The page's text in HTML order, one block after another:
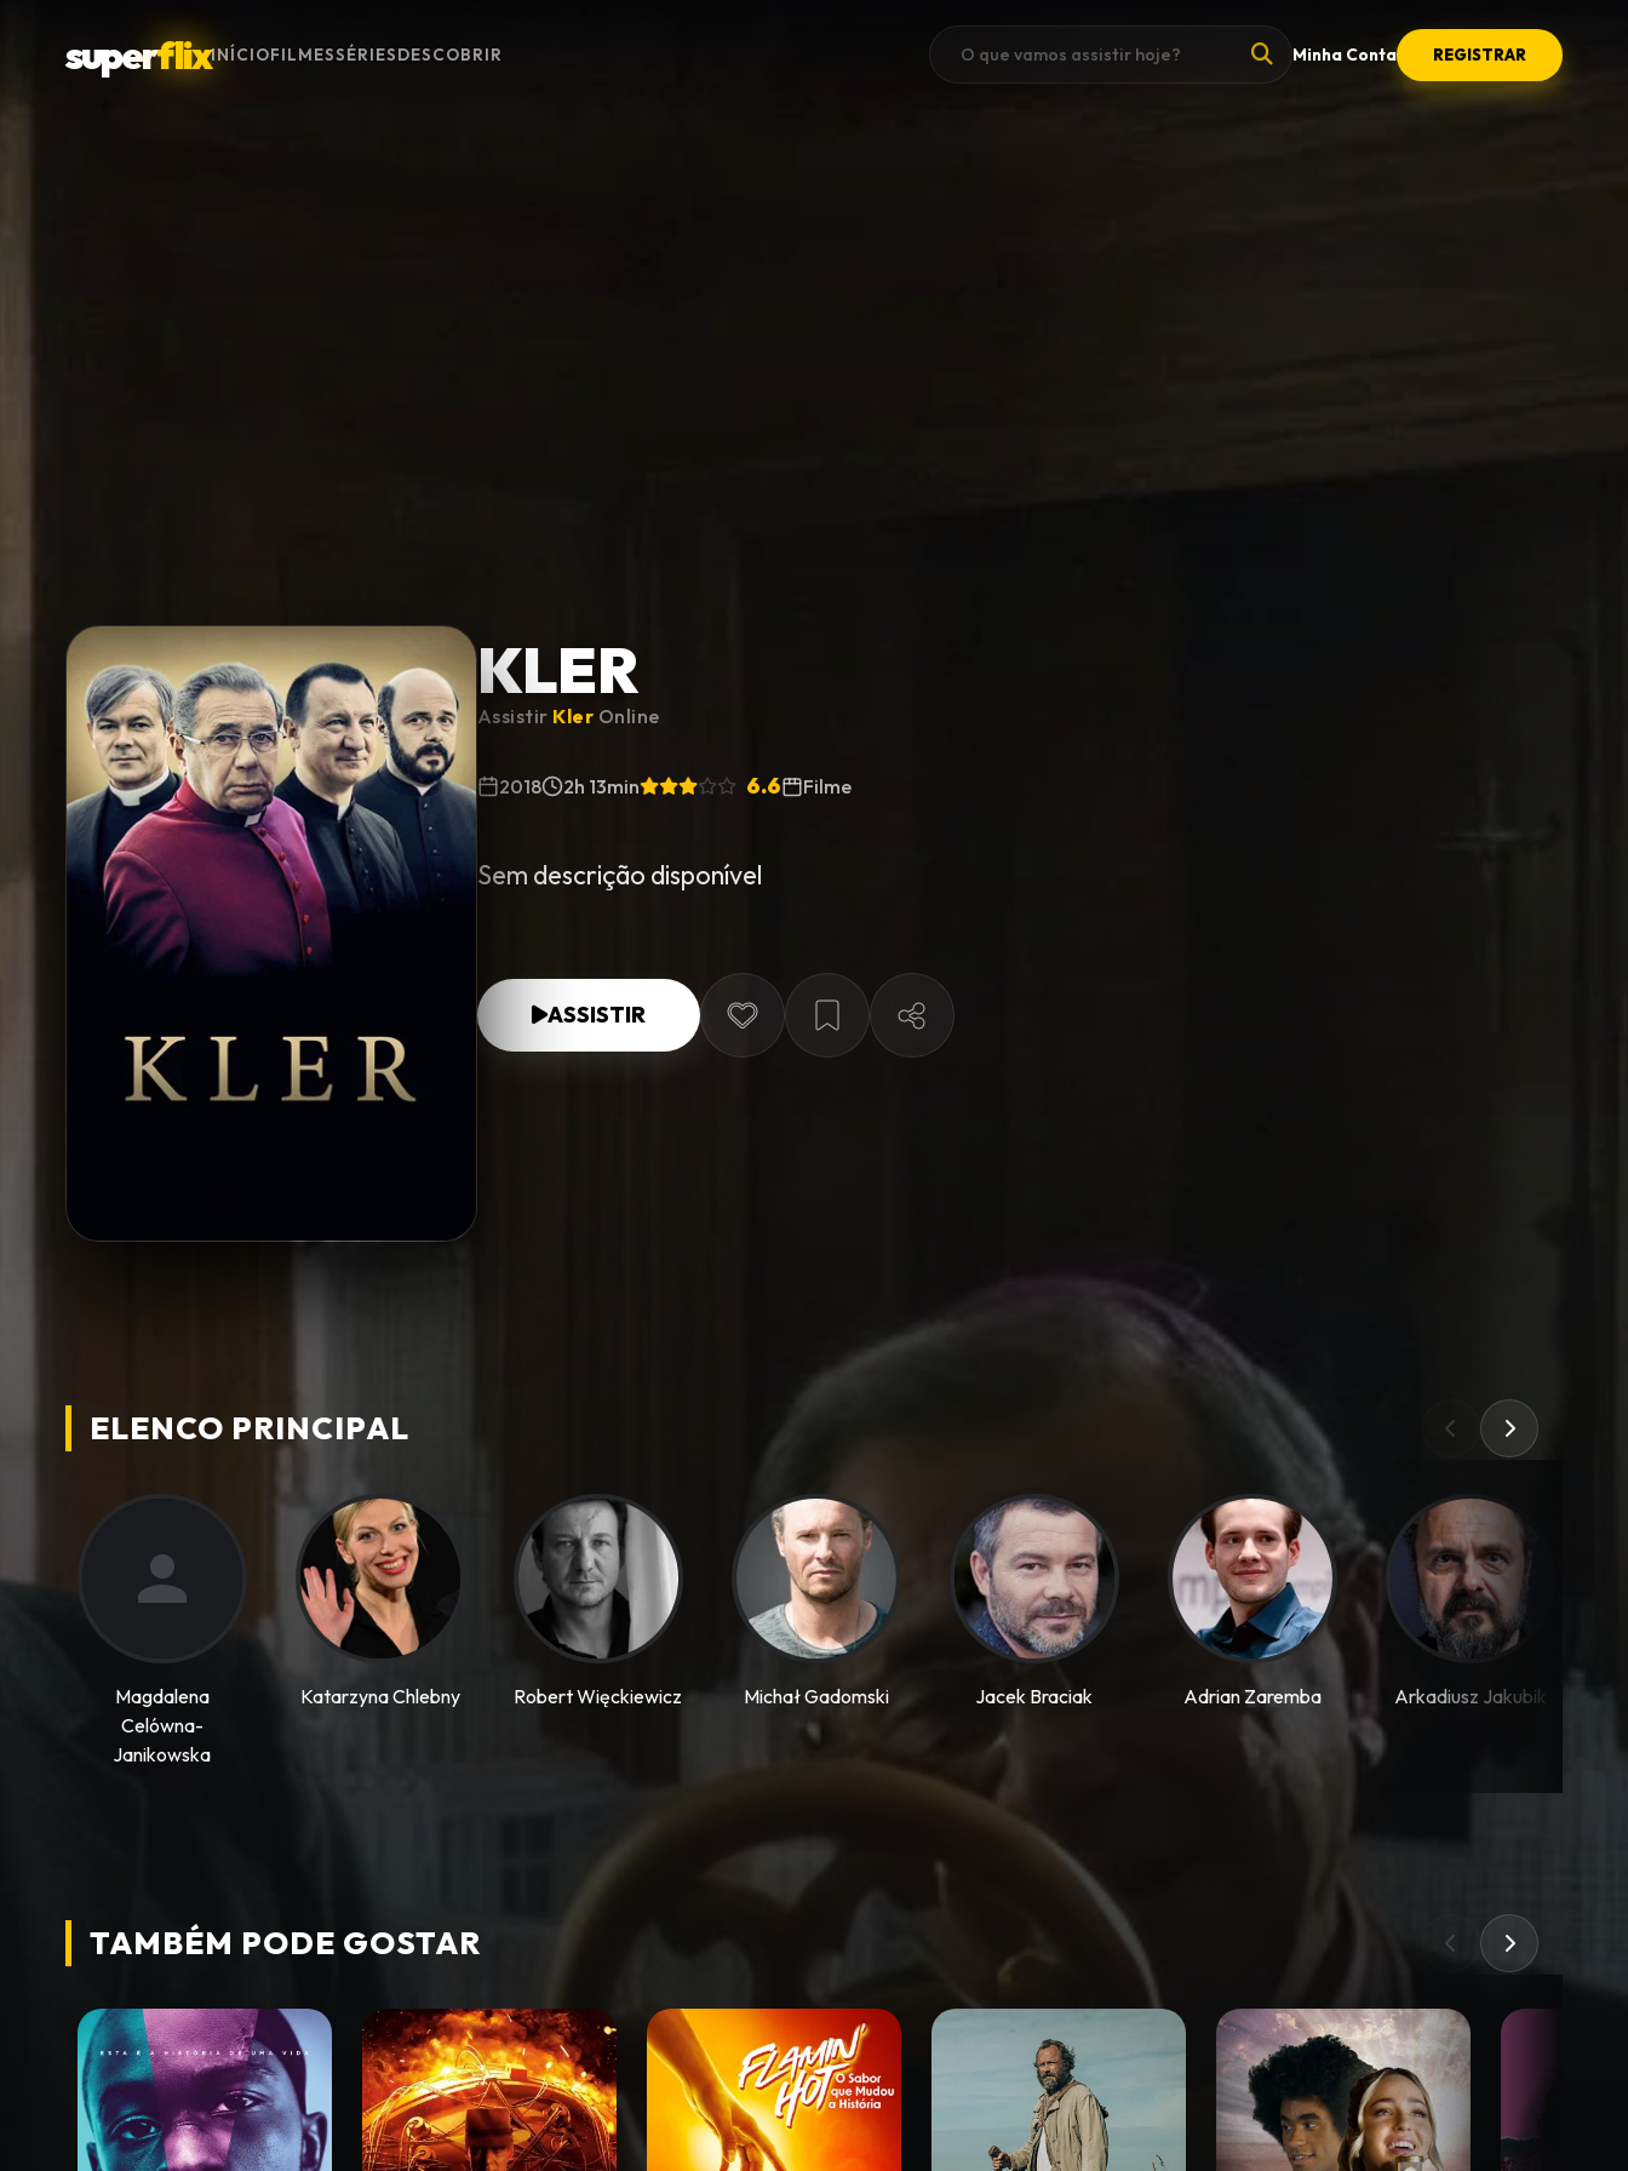
superflixINÍCIOFILMESSÉRIESDESCOBRIR Minha Conta REGISTRAR
Minha Lista
Pesquisar
KLER
Assistir Kler Online
2018 2h 13min 6.6 Filme
Sem descrição disponível
ASSISTIR
ELENCO PRINCIPAL
Magdalena
Celówna-
Janikowska
Katarzyna Chlebny Robert Więckiewicz Michał Gadomski Jacek Braciak Adrian Zaremba Arkadiusz Jakubik
TAMBÉM PODE GOSTAR